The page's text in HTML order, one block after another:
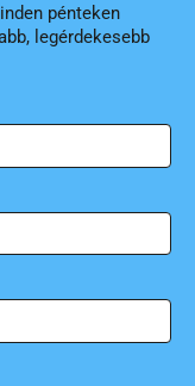
pénteken
legérdekesebb